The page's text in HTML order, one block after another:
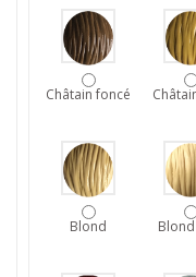
Châtain foncé
Blond